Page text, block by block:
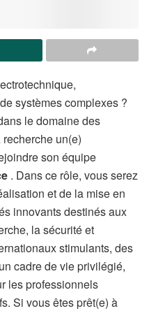
systèmes complexes ?
le domaine des
recherche un(e)
son équipe
. Dans ce rôle, vous serez
et de la mise en
innovants destinés aux
la sécurité et
stimulants, des
cadre de vie privilégié,
les professionnels
Si vous êtes prêt(e) à